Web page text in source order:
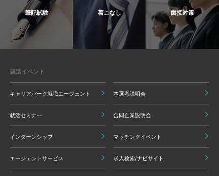
筆記試験 着こなし 面接対策
就活イベント
キャリアパーク就職エージェント 本選考説明会
就活セミナー 合同企業説明会
インターンシップ マッチングイベント
エージェントサービス 求人検索/ナビサイト